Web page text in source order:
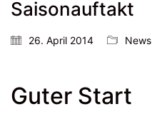
Saisonauftakt
26. April 2014 News
Guter Start